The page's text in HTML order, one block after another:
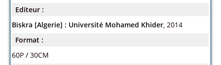
Editeur :
Biskra [Algerie] : Université Mohamed Khider, 2014
Format :
60P / 30CM